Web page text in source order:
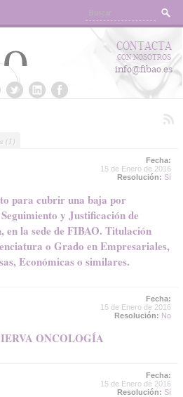
CONTACTA
CON NOSOTROS
info@fibao.es
(1)
Fecha:
15 de Enero de 2016
Resolución: Sí
para cubrir una baja por
y Justificación de
en la sede de FIBAO. Titulación
o Grado en Empresariales,
Económicas o similares.
Fecha:
15 de Enero de 2016
Resolución: No
ONCOLOGÍA
Fecha:
15 de Enero de 2016
Resolución: Sí